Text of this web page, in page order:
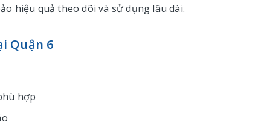
hiệu quả theo dõi và sử dụng lâu dài.
Quận 6
hợp